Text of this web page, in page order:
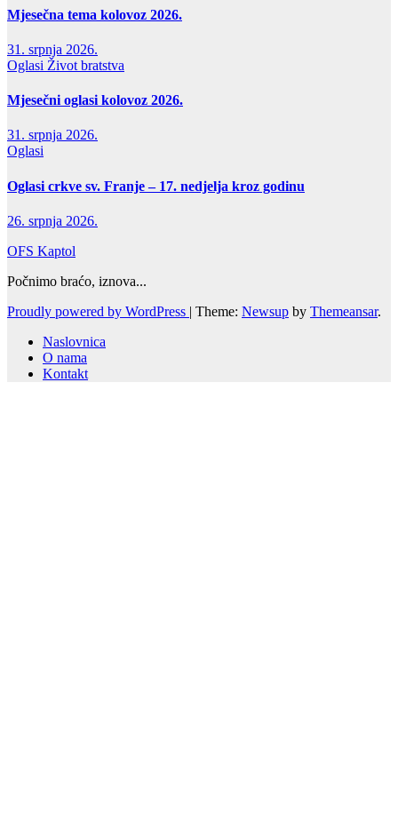
Mjesečna tema kolovoz 2026.
31. srpnja 2026.
Oglasi Život bratstva
Mjesečni oglasi kolovoz 2026.
31. srpnja 2026.
Oglasi
Oglasi crkve sv. Franje – 17. nedjelja kroz godinu
26. srpnja 2026.
OFS Kaptol
Počnimo braćo, iznova...
Proudly powered by WordPress | Theme: Newsup by Themeansar.
Naslovnica
O nama
Kontakt